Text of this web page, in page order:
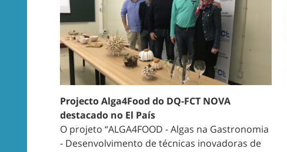
Projecto Alga4Food do DQ-FCT NOVA
destacado no El País
O projeto “ALGA4FOOD - Algas na Gastronomia
- Desenvolvimento de técnicas inovadoras de